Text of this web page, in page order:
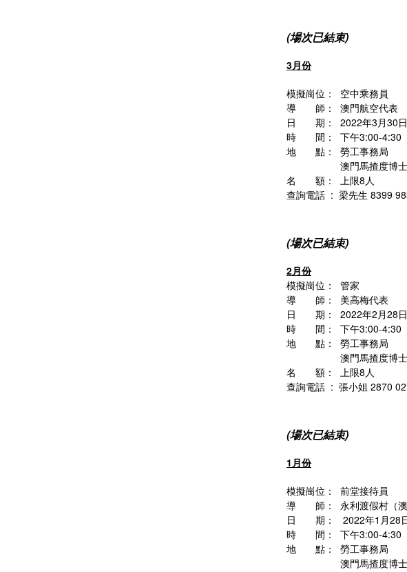
(場次已結束)
3月份
模擬崗位： 空中乘務員
導 師： 澳門航空代表
日 期： 2022年3月30日
時 間： 下午3:00-4:30
地 點： 勞工事務局
澳門馬揸度博士大馬
名 額： 上限8人
查詢電話 : 梁先生 8399
(場次已結束)
2月份
模擬崗位： 管家
導 師： 美高梅代表
日 期： 2022年2月28日
時 間： 下午3:00-4:30
地 點： 勞工事務局
澳門馬揸度博士大馬
名 額： 上限8人
查詢電話 : 張小姐 2870
(場次已結束)
1月份
模擬崗位： 前堂接待員
導 師： 永利渡假村（澳
日 期： 2022年1月28
時 間： 下午3:00-4:30
地 點： 勞工事務局
澳門馬揸度博